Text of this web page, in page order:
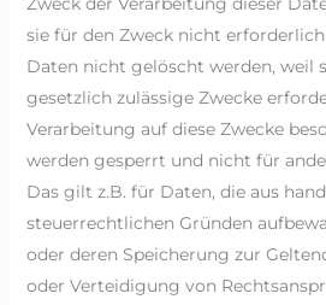
sie für den Zweck nicht
Daten nicht gelöscht werden, weil
gesetzlich zulässige Zwecke
Verarbeitung auf diese Zwecke
werden gesperrt und nicht für
Das gilt z.B. für Daten, die aus
steuerrechtlichen Gründen
oder deren Speicherung zur
oder Verteidigung von